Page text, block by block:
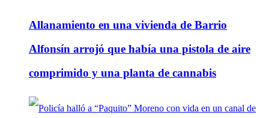
Allanamiento en una vivienda de Barrio
Alfonsín arrojó que había una pistola de aire
comprimido y una planta de cannabis